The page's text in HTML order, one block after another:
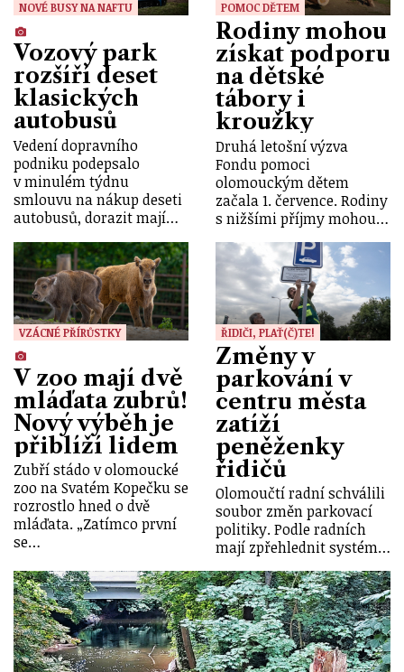
NOVÉ BUSY NA NAFTU
Vozový park
rozšíří deset
klasických
autobusů
Vedení dopravního
podniku podepsalo
v minulém týdnu
smlouvu na nákup deseti
autobusů, dorazit mají…
POMOC DĚTEM
Rodiny mohou
získat podporu
na dětské
tábory i
kroužky
Druhá letošní výzva
Fondu pomoci
olomouckým dětem
začala 1. července. Rodiny
s nižšími příjmy mohou…
VZÁCNÉ PŘÍRŮSTKY
V zoo mají dvě
mláďata zubrů!
Nový výběh je
přiblíží lidem
Zubří stádo v olomoucké
zoo na Svatém Kopečku se
rozrostlo hned o dvě
mláďata. „Zatímco první
se…
ŘIDIČI, PLAŤ(Č)TE!
Změny v
parkování v
centru města
zatíží
peněženky
řidičů
Olomoučtí radní schválili
soubor změn parkovací
politiky. Podle radních
mají zpřehlednit systém…